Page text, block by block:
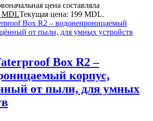
цена составляла
MDLТекущая цена: 199 MDL.
Box R2 –
корпус,
от пыли, для умных